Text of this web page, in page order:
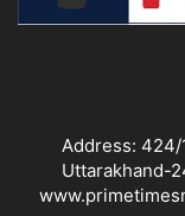
Address: 424/
Uttarakhand-